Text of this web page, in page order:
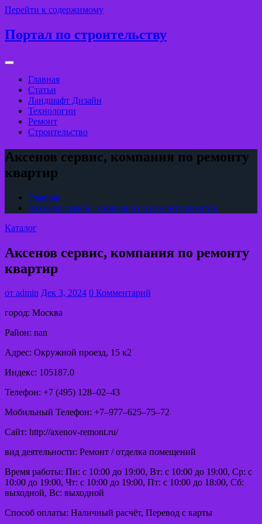
Перейти к содержимому
Портал по строительству
Главная
Статьи
Ландшафт Дизайн
Технологии
Ремонт
Строительство
Аксенов сервис, компания по ремонту
квартир
Главная
Аксенов сервис, компания по ремонту квартир
Каталог
Аксенов сервис, компания по ремонту
квартир
от admin Дек 3, 2024 0 Комментарий
город: Москва
Район: nan
Адрес: Окружной проезд, 15 к2
Индекс: 105187.0
Телефон: +7 (495) 128‒02‒43
Мобильный Телефон: +7‒977‒625‒75‒72
Сайт: http://axenov-remont.ru/
вид деятельности: Ремонт / отделка помещений
Время работы: Пн: с 10:00 до 19:00, Вт: с 10:00 до 19:00, Ср: с
10:00 до 19:00, Чт: с 10:00 до 19:00, Пт: с 10:00 до 18:00, Сб:
выходной, Вс: выходной
Способ оплаты: Наличный расчёт, Перевод с карты